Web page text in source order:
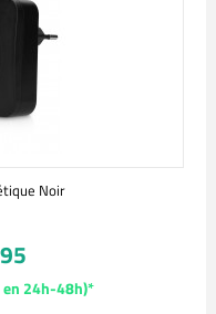
Noir
en 24h-48h)*